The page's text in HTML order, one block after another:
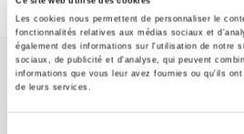
Les cookies nous permettent de personnaliser le
fonctionnalités relatives aux médias sociaux et
également des informations sur l'utilisation de notre
sociaux, de publicité et d'analyse, qui peuvent
informations que vous leur avez fournies ou qu'ils
de leurs services.